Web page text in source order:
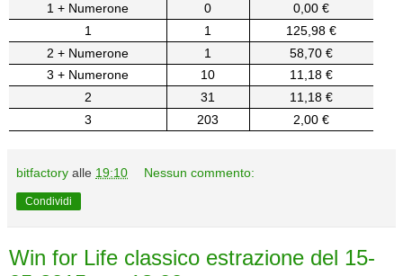
1 + Numerone
0
0,00 €
1
1
125,98 €
2 + Numerone
1
58,70 €
3 + Numerone
10
11,18 €
2
31
11,18 €
3
203 2,00 €
bitfactory alle 19:10 Nessun commento:
Condividi
Win for Life classico estrazione del 15-